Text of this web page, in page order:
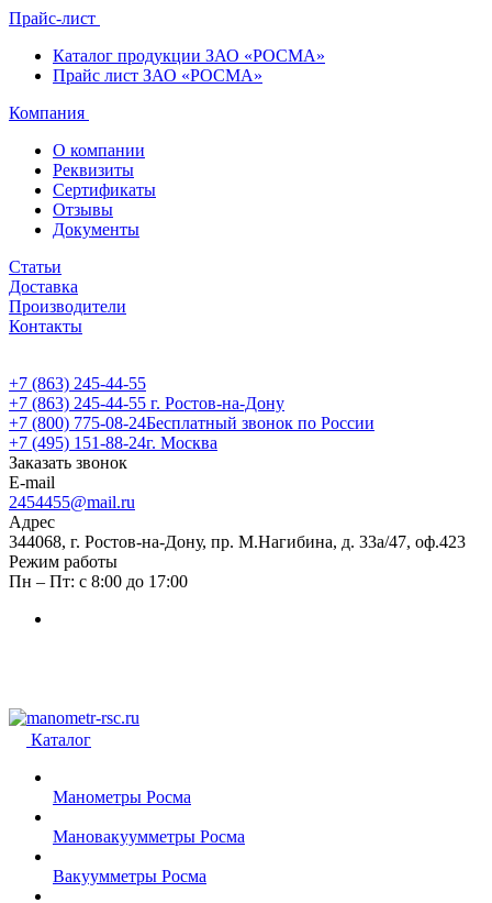
Прайс-лист
Каталог продукции ЗАО «РОСМА»
Прайс лист ЗАО «РОСМА»
Компания
О компании
Реквизиты
Сертификаты
Отзывы
Документы
Статьи
Доставка
Производители
Контакты
+7 (863) 245-44-55
+7 (863) 245-44-55 г. Ростов-на-Дону
+7 (800) 775-08-24Бесплатный звонок по России
+7 (495) 151-88-24г. Москва
Заказать звонок
E-mail
2454455@mail.ru
Адрес
344068, г. Ростов-на-Дону, пр. М.Нагибина, д. 33а/47, оф.423
Режим работы
Пн – Пт: с 8:00 до 17:00
Каталог
Манометры Росма
Мановакуумметры Росма
Вакуумметры Росма